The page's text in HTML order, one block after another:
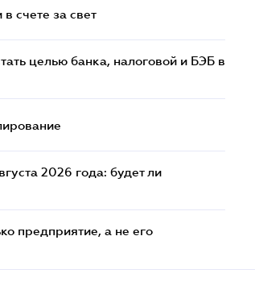
счете за свет
целью банка, налоговой и БЭБ в
2026 года: будет ли
предприятие, а не его